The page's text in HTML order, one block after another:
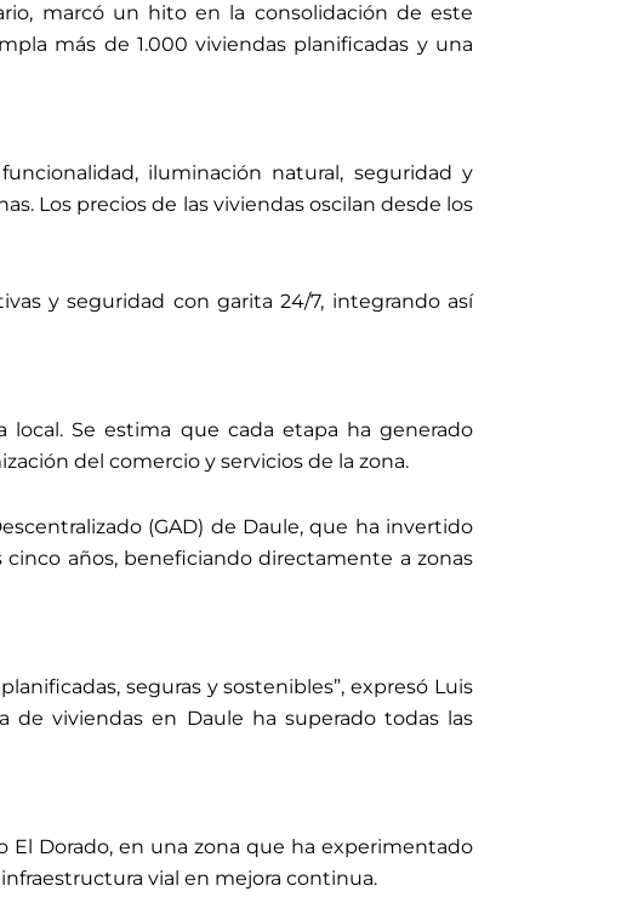
marcó un hito en la consolidación de este
más de 1.000 viviendas planificadas y una
iluminación natural, seguridad y
Los precios de las viviendas oscilan desde los
y seguridad con garita 24/7, integrando así
Se estima que cada etapa ha generado
del comercio y servicios de la zona.
(GAD) de Daule, que ha invertido
años, beneficiando directamente a zonas
seguras y sostenibles”, expresó Luis
de viviendas en Daule ha superado todas las
El Dorado, en una zona que ha experimentado
vial en mejora continua.